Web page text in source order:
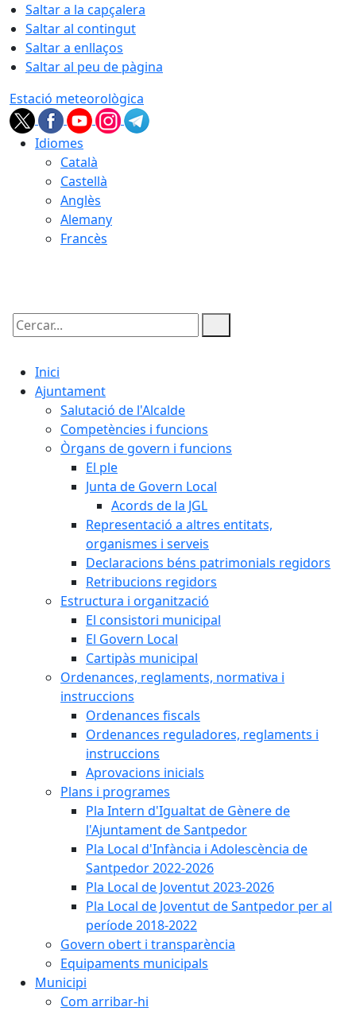
Saltar a la capçalera
Saltar al contingut
Saltar a enllaços
Saltar al peu de pàgina
Estació meteorològica
Idiomes
Català
Castellà
Anglès
Alemany
Francès
Cercar:
Inici
Ajuntament
Salutació de l'Alcalde
Competències i funcions
Òrgans de govern i funcions
El ple
Junta de Govern Local
Acords de la JGL
Representació a altres entitats,
organismes i serveis
Declaracions béns patrimonials regidors
Retribucions regidors
Estructura i organització
El consistori municipal
El Govern Local
Cartipàs municipal
Ordenances, reglaments, normativa i
instruccions
Ordenances fiscals
Ordenances reguladores, reglaments i
instruccions
Aprovacions inicials
Plans i programes
Pla Intern d'Igualtat de Gènere de
l'Ajuntament de Santpedor
Pla Local d'Infància i Adolescència de
Santpedor 2022-2026
Pla Local de Joventut 2023-2026
Pla Local de Joventut de Santpedor per al
període 2018-2022
Govern obert i transparència
Equipaments municipals
Municipi
Com arribar-hi